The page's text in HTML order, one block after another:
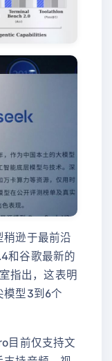
稍逊于最前沿
和谷歌最新的
指出，这表明
模型3到6个
目前仅支持文